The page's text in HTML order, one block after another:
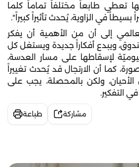
تعطي طابعاً مختلفاً تماماً كلما
بسيطاً في الزاوية، يُحدث تأثيراً كبيراً".
إلى أن من الأهمية أن يفكر
ويبدع أفكاراً جديدة ويستغل كل
لإسقاطها على مسار العدسة،
كما أن الارتجال قد يُحدث تغييراً
ولكن بالمحصلة، يجب على
التفكير.
مشاركة طباعة